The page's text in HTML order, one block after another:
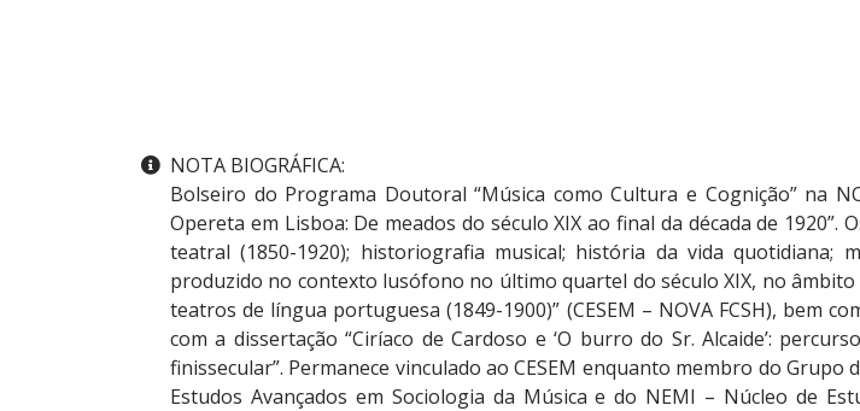
Outras informações
NOTA BIOGRÁFICA:
Bolseiro do Programa Doutoral “Música como Cultura e Cognição” na
Opereta em Lisboa: De meados do século XIX ao final da década de
teatral (1850-1920); historiografia musical; história da vida
produzido no contexto lusófono no último quartel do século XIX, no
teatros de língua portuguesa (1849-1900)” (CESEM – NOVA FCSH), bem
com a dissertação “Ciríaco de Cardoso e ‘O burro do Sr. Alcaide’:
finissecular”. Permanece vinculado ao CESEM enquanto membro do
Estudos Avançados em Sociologia da Música e do NEMI – Núcleo de